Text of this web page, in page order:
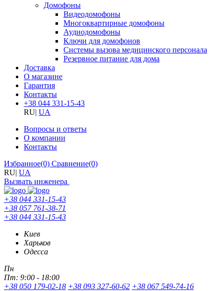
Домофоны
Видеодомофоны
Многоквартирные домофоны
Аудиодомофоны
Ключи для домофонов
Системы вызова медицинского персонала
Резервное питание для дома
Доставка
О магазине
Гарантия
Контакты
+38 044 331-15-43
RU| UA
Вопросы и ответы
О компании
Контакты
Избранное(0) Сравнение(0)
RU| UA
Вызвать инженера
+38 044 331-15-43
+38 057 761-38-71
+38 044 331-15-43
Киев
Харьков
Одесса
Пн
Пт: 9:00 - 18:00
+38 050 179-02-18 +38 093 327-60-62 +38 067 549-74-16